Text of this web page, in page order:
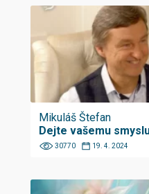
Mikuláš Štefan
Dejte vašemu
30770 19. 4. 2024